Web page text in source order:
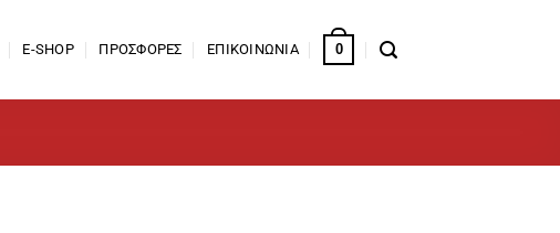
E-SHOP ΠΡΟΣΦΟΡΕΣ ΕΠΙΚΟΙΝΩΝΙΑ 0